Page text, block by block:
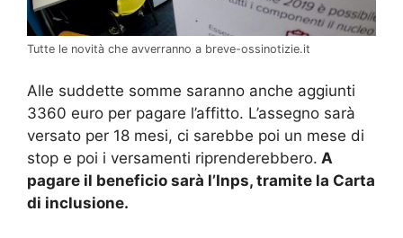
Tutte le novità che avverranno a breve-ossinotizie.it
Alle suddette somme saranno anche aggiunti
3360 euro per pagare l’affitto. L’assegno sarà
versato per 18 mesi, ci sarebbe poi un mese di
stop e poi i versamenti riprenderebbero. A
pagare il beneficio sarà l’Inps, tramite la Carta
di inclusione.